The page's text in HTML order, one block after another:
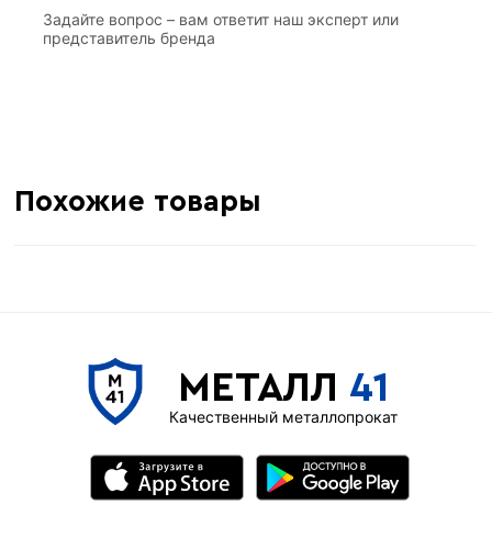
Задайте вопрос – вам ответит наш эксперт или
представитель бренда
Похожие товары
МЕТАЛЛ 41
Качественный металлопрокат